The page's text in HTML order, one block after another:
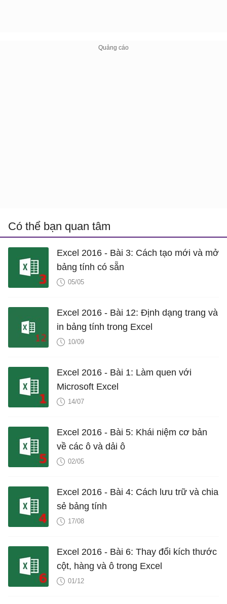
Có thể bạn quan tâm
Excel 2016 - Bài 3: Cách tạo mới và mở
bảng tính có sẵn
05/05
Excel 2016 - Bài 12: Định dạng trang và
in bảng tính trong Excel
10/09
Excel 2016 - Bài 1: Làm quen với
Microsoft Excel
14/07
Excel 2016 - Bài 5: Khái niệm cơ bản
về các ô và dải ô
02/05
Excel 2016 - Bài 4: Cách lưu trữ và chia
sẻ bảng tính
17/08
Excel 2016 - Bài 6: Thay đổi kích thước
cột, hàng và ô trong Excel
01/12